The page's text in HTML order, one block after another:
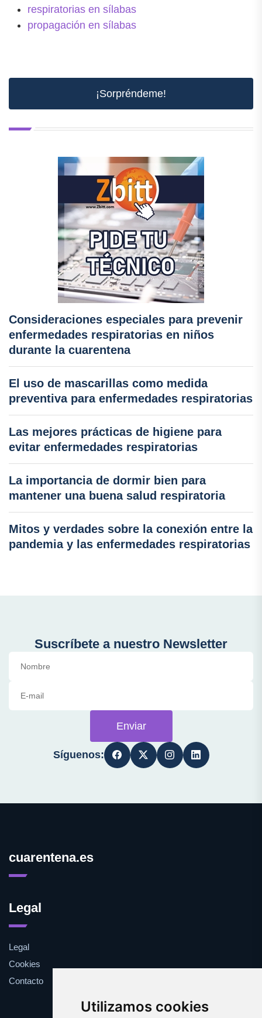
Utilizamos cookies
respiratorias en sílabas
propagación en sílabas
¡Sorpréndeme!
Consideraciones especiales para prevenir
enfermedades respiratorias en niños
durante la cuarentena
El uso de mascarillas como medida
preventiva para enfermedades respiratorias
Las mejores prácticas de higiene para
evitar enfermedades respiratorias
La importancia de dormir bien para
mantener una buena salud respiratoria
Mitos y verdades sobre la conexión entre la
pandemia y las enfermedades respiratorias
Suscríbete a nuestro Newsletter
Enviar
Síguenos:
cuarentena.es
Legal
Legal
Cookies
Contacto